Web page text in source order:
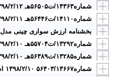
بخشنامه ارزش سواری چینی مدل GX5 سال 2014